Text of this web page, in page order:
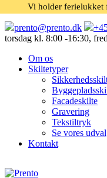
Vi holder ferielukket
prento@prento.dk
torsdag kl. 8:00 -16:30,
Om os
Skiltetyper
Facadeskilte
Gravering
Tekstiltryk
Se vores
Kontakt